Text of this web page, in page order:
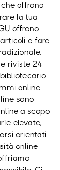
offrono
la tua
offrono
e fare
riviste 24
online
sono
a scopo
elevate,
orientati
online